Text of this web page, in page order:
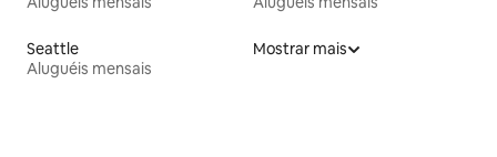
Seattle
Aluguéis mensais
Mostrar mais